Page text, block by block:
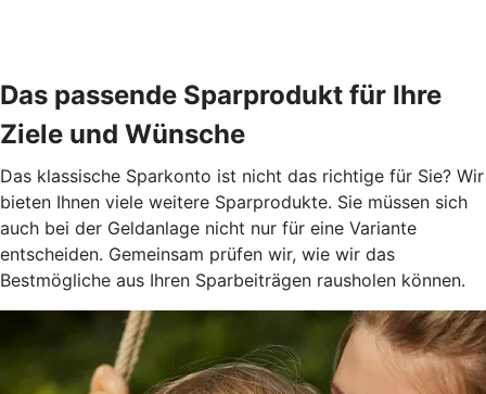
Das passende Sparprodukt für Ihre
Ziele und Wünsche
Das klassische Sparkonto ist nicht das richtige für Sie? Wir
bieten Ihnen viele weitere Sparprodukte. Sie müssen sich
auch bei der Geldanlage nicht nur für eine Variante
entscheiden. Gemeinsam prüfen wir, wie wir das
Bestmögliche aus Ihren Sparbeiträgen rausholen können.